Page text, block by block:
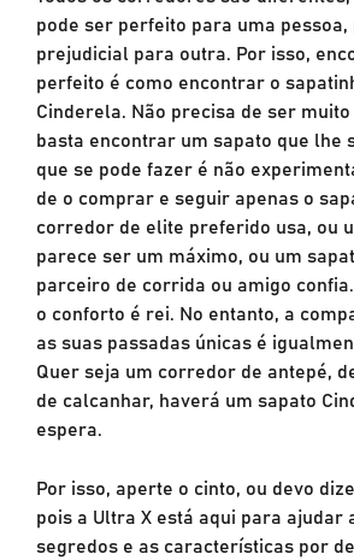
pode ser perfeito para uma
prejudicial para outra. Por isso,
perfeito é como encontrar o
Cinderela. Não precisa de ser
basta encontrar um sapato que lhe
que se pode fazer é não
de o comprar e seguir apenas o
corredor de elite preferido usa, ou
parece ser um máximo, ou um
parceiro de corrida ou amigo
o conforto é rei. No entanto, a
as suas passadas únicas é
Quer seja um corredor de antepé,
de calcanhar, haverá um sapato
espera.
Por isso, aperte o cinto, ou devo
pois a Ultra X está aqui para ajudar
segredos e as características por